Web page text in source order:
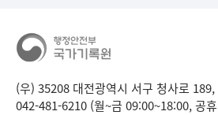
(우) 35208 대전광역시 서구 청사로
042-481-6210 (월~금 09:00~18:00, 공